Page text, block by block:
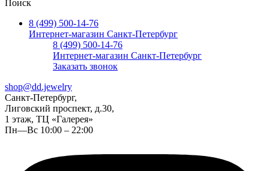
Поиск
8 (499) 500-14-76
Интернет-магазин Санкт-Петербург
8 (499) 500-14-76
Интернет-магазин Санкт-Петербург
Заказать звонок
shop@dd.jewelry
Санкт-Петербург,
Лиговский проспект, д.30,
1 этаж, ТЦ «Галерея»
Пн—Вс 10:00 – 22:00